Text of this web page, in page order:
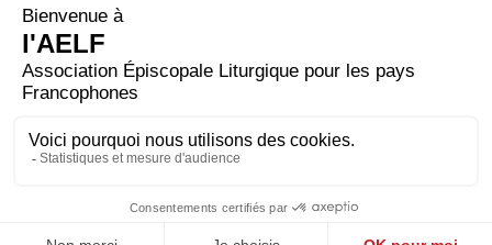
si bien que tous ceux qui souffraient de quelque mal
se précipitaient sur lui pour le toucher.
Et lorsque les esprits impurs le voyaient,
ils se jetaient à ses pieds et criaient :
« Toi, tu es le Fils de Dieu ! »
Mais il leur défendait vivement de le faire connaître.
– Acclamons la Parole de Dieu.